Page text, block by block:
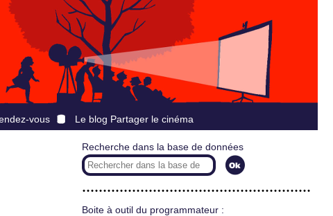
vous Le blog Partager le cinéma
Recherche dans la base de données
Boite à outil du programmateur :